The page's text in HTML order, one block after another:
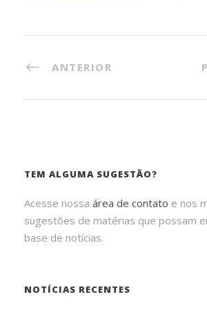
ANTERIOR
TEM ALGUMA SUGESTÃO?
Acesse nossa área de contato e nos
sugestões de matérias que possam
base de notícias.
NOTÍCIAS RECENTES